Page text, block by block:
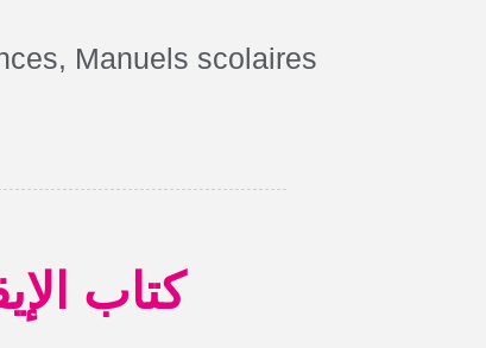
, Manuels scolaires
كتاب